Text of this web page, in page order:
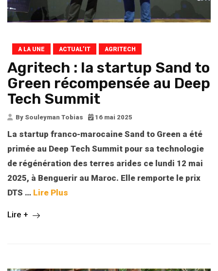
A LA UNE ACTUAL’IT AGRITECH
Agritech : la startup Sand to
Green récompensée au Deep
Tech Summit
By Souleyman Tobias 16 mai 2025
La startup franco-marocaine Sand to Green a été
primée au Deep Tech Summit pour sa technologie
de régénération des terres arides ce lundi 12 mai
2025, à Benguerir au Maroc. Elle remporte le prix
DTS … Lire Plus
Lire +